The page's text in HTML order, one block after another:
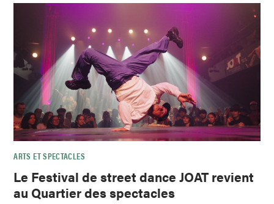
ARTS ET SPECTACLES
Le Festival de street dance JOAT revient
au Quartier des spectacles